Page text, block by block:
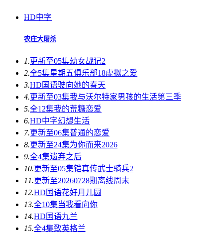
HD中字
农庄大屠杀
1.更新至05集幼女战记2
2.全5集星期五俱乐部18虚拟之爱
3.HD国语驶向她的春天​
4.更新至03集我与沃尔特家男孩的生活第三季
5.全12集我的荒糖恋爱
6.HD中字幻想生活
7.更新至06集普通的恋爱
8.更新至24集为你而来2026
9.全4集遗弃之后
10.更新至05集铠真传武士骑兵2
11.更新至20260728期离线周末
12.HD国语花好月儿圆
13.全10集当我看向你
14.HD国语九兰
15.全4集致英格兰